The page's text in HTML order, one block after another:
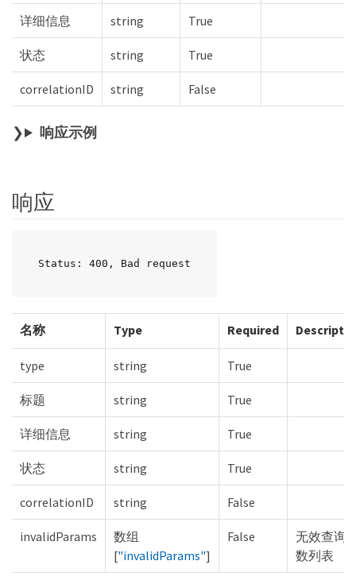
详细信息 string True
状态 string True
correlationID string False
响应示例
响应
Status: 400, Bad request
名称 Type Required
type string True
标题 string True
详细信息 string True
状态 string True
correlationID string False
invalidParams
数组
["invalidParams"]
False
无效查询
数列表